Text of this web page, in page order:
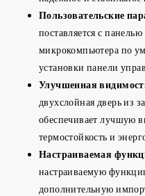
Пользовательские
поставляется с
микрокомпьютера по
установки панели
Улучшенная
двухслойная дверь из
обеспечивает лучшую
термостойкость и
Настраиваемая
настраиваемую
дополнительную